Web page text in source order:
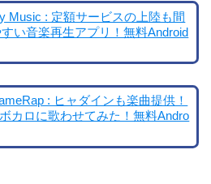
Music : 定額サービスの上陸も間
い音楽再生アプリ！無料Android
: ヒャダインも楽曲提供！
カロに歌わせてみた！無料Andro